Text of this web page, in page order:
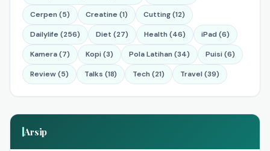
Cerpen (5) Creatine (1) Cutting (12)
Dailylife (256) Diet (27) Health (46) iPad (6)
Kamera (7) Kopi (3) Pola Latihan (34) Puisi (6)
Review (5) Talks (18) Tech (21) Travel (39)
Arsip